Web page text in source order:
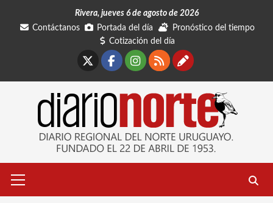
Rivera, jueves 6 de agosto de 2026
Contáctanos
Portada del día
Pronóstico del tiempo
Cotización del día
Facebook
Instagram
RSSContáctanos
primario